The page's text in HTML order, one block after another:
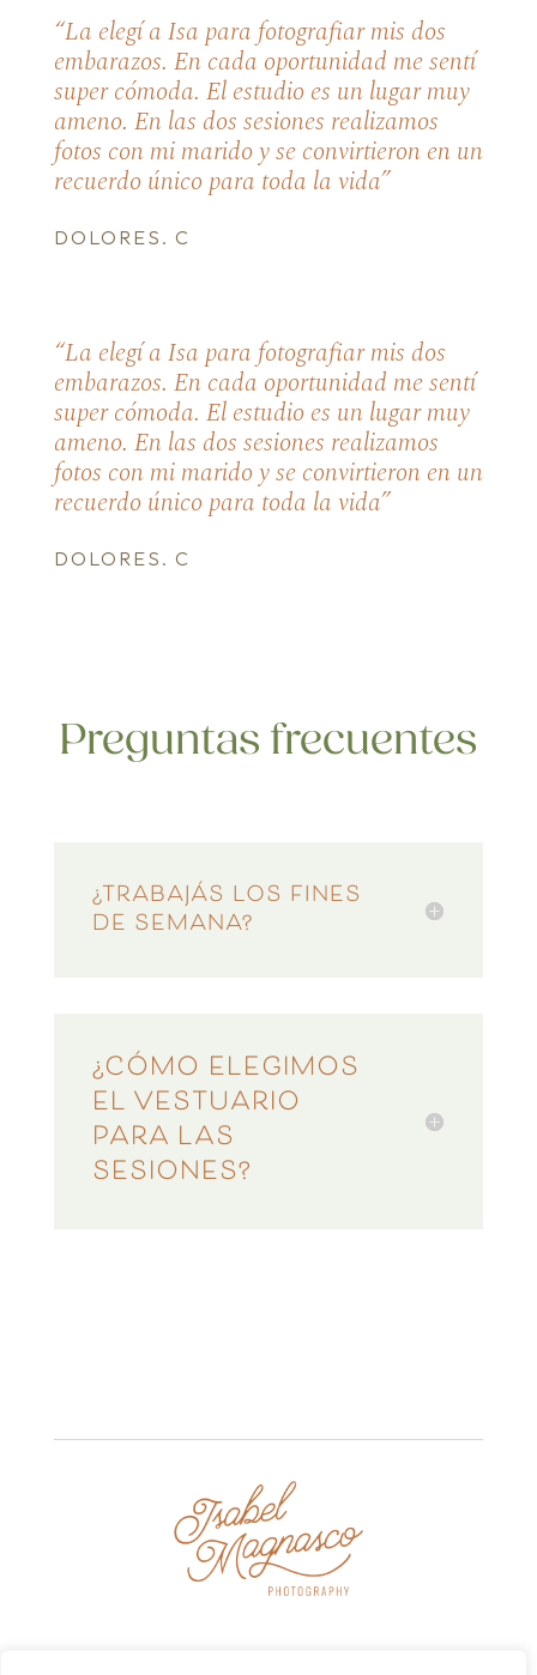
“La elegí a Isa para fotografiar mis dos
embarazos. En cada oportunidad me sentí
super cómoda. El estudio es un lugar muy
ameno. En las dos sesiones realizamos
fotos con mi marido y se convirtieron en un
recuerdo único para toda la vida”
DOLORES. C
“La elegí a Isa para fotografiar mis dos
embarazos. En cada oportunidad me sentí
super cómoda. El estudio es un lugar muy
ameno. En las dos sesiones realizamos
fotos con mi marido y se convirtieron en un
recuerdo único para toda la vida”
DOLORES. C
Preguntas frecuentes
¿TRABAJÁS LOS FINES
DE SEMANA?
¿CÓMO ELEGIMOS
EL VESTUARIO
PARA LAS
SESIONES?